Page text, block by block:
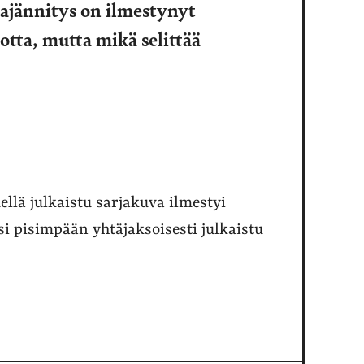
on ilmestynyt
mutta mikä selittää
julkaistu sarjakuva ilmestyi
pisimpään yhtäjaksoisesti julkaistu